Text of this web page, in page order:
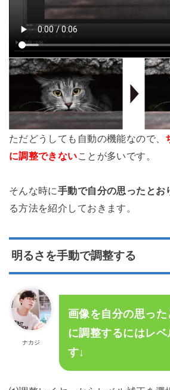
ただどうしても自動の機能なので、
に調整できないことが多いです。
そんな時に手動で自分の思ったとお
る方法を紹介しておきます。
明るさを手動で調整する
ナカジ
画像を自分の思った
に調整するにはレ
す↓